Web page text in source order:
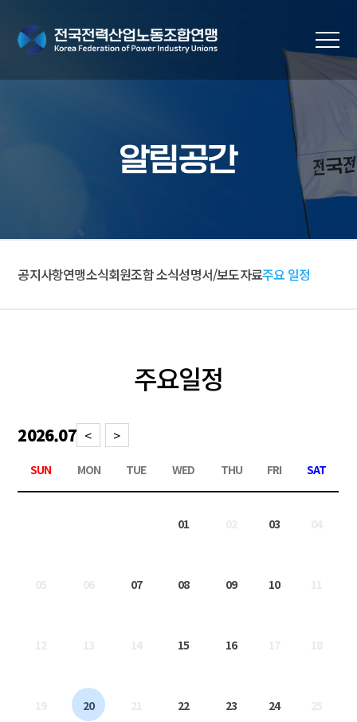
알림공간
공지사항연맹소식회원조합 소식성명서/보도자료주요 일정
주요일정
2026.07 < >
SUN MON TUE WED THU FRI SAT
01 03
07 08 09 10
15 16
20 22 23 24